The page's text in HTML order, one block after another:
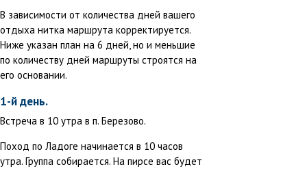
В зависимости от количества дней вашего
отдыха нитка маршрута корректируется.
Ниже указан план на 6 дней, но и меньшие
по количеству дней маршруты строятся на
его основании.
1-й день.
Встреча в 10 утра в п. Березово.
Поход по Ладоге начинается в 10 часов
утра. Группа собирается. На пирсе вас будет